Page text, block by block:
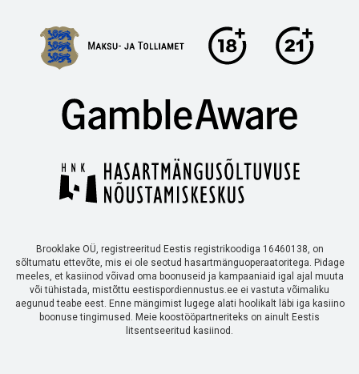
Brooklake OÜ, registreeritud Eestis registrikoodiga 16460138, on
sõltumatu ettevõte, mis ei ole seotud hasartmänguoperaatoritega. Pidage
meeles, et kasiinod võivad oma boonuseid ja kampaaniaid igal ajal muuta
või tühistada, mistõttu eestispordiennustus.ee ei vastuta võimaliku
aegunud teabe eest. Enne mängimist lugege alati hoolikalt läbi iga kasiino
boonuse tingimused. Meie koostööpartneriteks on ainult Eestis
litsentseeritud kasiinod.